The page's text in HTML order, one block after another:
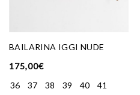
BAILARINA IGGI NUDE
175,00€
36
37 38 39 40 41